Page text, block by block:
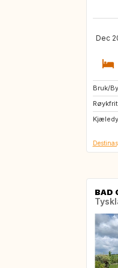
Dec
Bruk/
IE
NO
GB
BAD